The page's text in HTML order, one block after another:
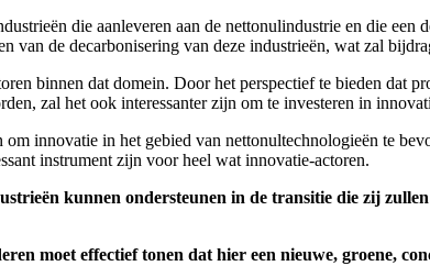
die aanleveren aan de nettonulindustrie en die
van de decarbonisering van deze industrieën, wat zal
binnen dat domein. Door het perspectief te bieden dat
zal het ook interessanter zijn om te investeren in
innovatie in het gebied van nettonultechnologieën te
instrument zijn voor heel wat innovatie-actoren.
kunnen ondersteunen in de transitie die zij
moet effectief tonen dat hier een nieuwe, groene,